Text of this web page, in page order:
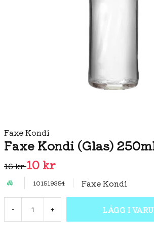
Faxe Kondi
Faxe Kondi (Glas)
16 kr10 kr
101519354 Faxe Kondi
- + LÄGG I